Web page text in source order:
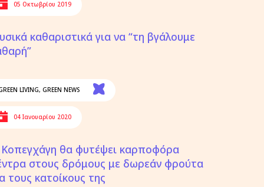
05 Οκτωβρίου 2019
καθαριστικά για να “τη βγάλουμε
LIVING, GREEN NEWS
04 Ιανουαρίου 2020
θα φυτέψει καρποφόρα
στους δρόμους με δωρεάν φρούτα
τους κατοίκους της